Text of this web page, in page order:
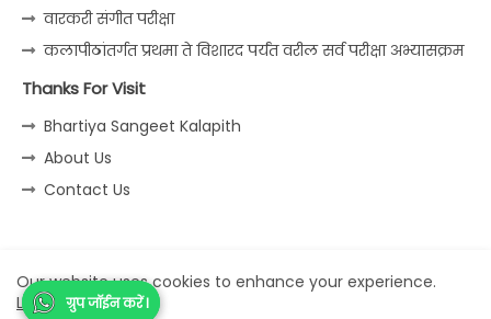
ग्रुप जॉईन करें I
वारकरी संगीत परीक्षा
कलापीठांतर्गत प्रथमा ते विशारद पर्यंत वरील सर्व परीक्षा अभ्यासक्रम
Thanks For Visit
Bhartiya Sangeet Kalapith
About Us
Contact Us
Home Contact us Privacy Policy
All Right Reserved Copyright © Sangeet Jagat
Our website uses cookies to enhance your experience.
Learn Moreग्रुप जॉईन करें I